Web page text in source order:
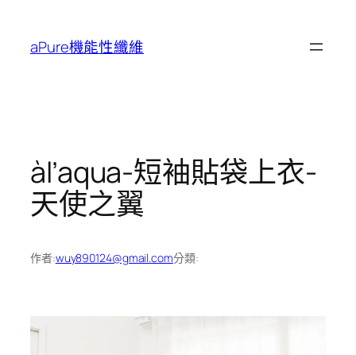
aPure機能性纖維
àl’aqua-短袖貼袋上衣-
天使之翼
作者:wuy890124@gmail.com分類: